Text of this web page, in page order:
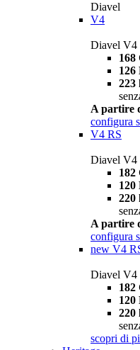
Diavel
V4
Diavel V4
168
126
223
A partire
configura
V4 RS
Diavel V4
182
120
220
A partire
configura
new V4
Diavel V4
182
120
220
scopri di